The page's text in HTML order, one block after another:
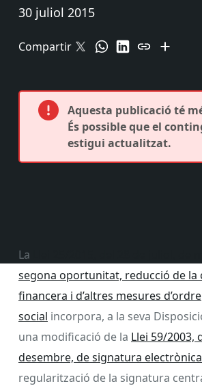
30 juliol 2015
Compartir
Aquesta publicació té
És possible que el
estigui actualitzat.
La
segona oportunitat, reducció de la
financera i d’altres mesures d’ordre
social incorpora, a la seva
una modificació de la Llei 59/2003,
desembre, de signatura electrònica
regularització de la signatura